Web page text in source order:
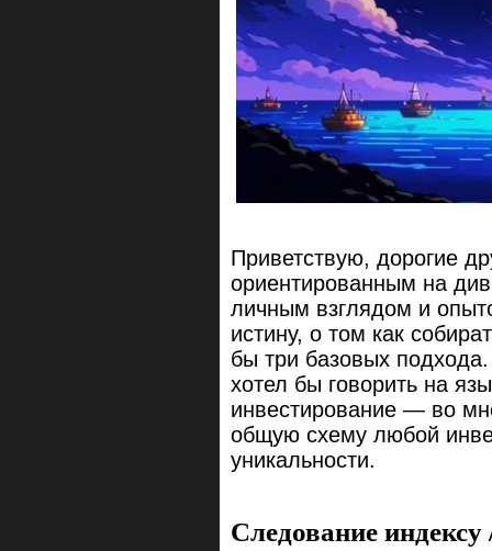
Приветствую, дорогие
ориентированным на
личным взглядом и
истину, о том как
бы три базовых
хотел бы говорить на
инвестирование — во
общую схему любой
уникальности.
Следование